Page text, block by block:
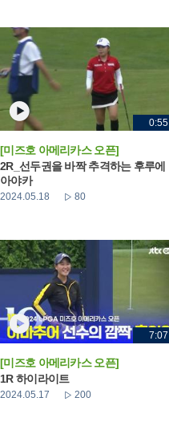
0:55
[미즈호 아메리카스 오픈]
2R_선두권을 바짝 추격하는 후루에
아야카
2024.05.18 80
7:07
[미즈호 아메리카스 오픈]
1R 하이라이트
2024.05.17 200